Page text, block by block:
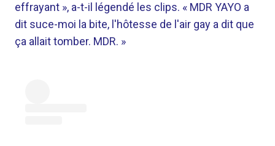
effrayant », a-t-il légendé les clips. « MDR YAYO a
dit suce-moi la bite, l'hôtesse de l'air gay a dit que
ça allait tomber. MDR. »